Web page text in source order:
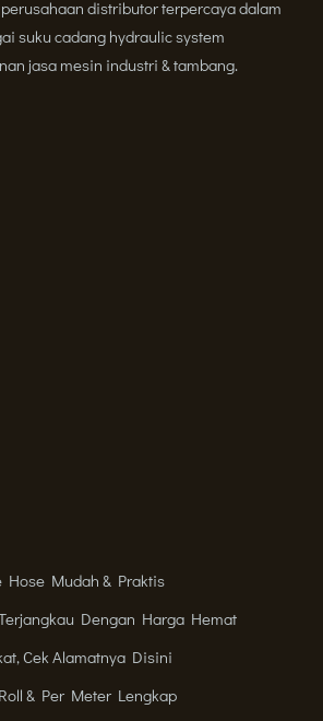
distributor terpercaya dalam
suku cadang hydraulic system
jasa mesin industri & tambang.
Mudah & Praktis
Dengan Harga Hemat
Cek Alamatnya Disini
& Per Meter Lengkap